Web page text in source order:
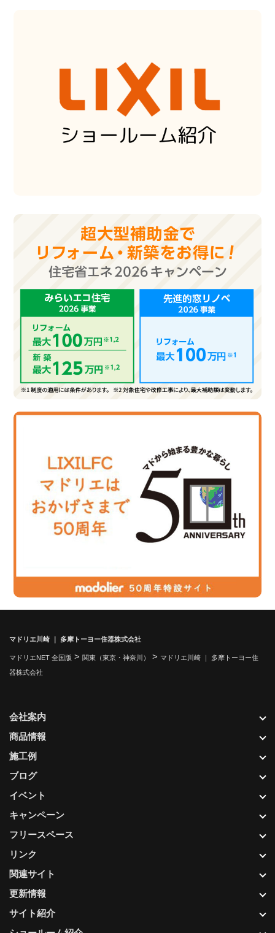
マドリエ川崎 ｜ 多摩トーヨー住器株式会社
マドリエNET 全国版 > 関東（東京・神奈川） > マドリエ川崎 ｜ 多摩トーヨー住
器株式会社
更新情報
サイト紹介
会社案内
商品情報
施工例
ブログ
イベント
キャンペーン
フリースペース
リンク
関連サイト